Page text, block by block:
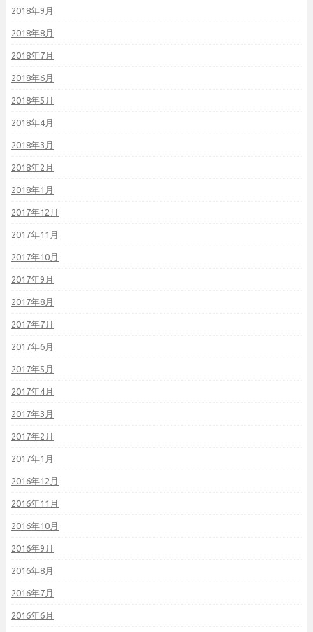
2018年9月
2018年8月
2018年7月
2018年6月
2018年5月
2018年4月
2018年3月
2018年2月
2018年1月
2017年12月
2017年11月
2017年10月
2017年9月
2017年8月
2017年7月
2017年6月
2017年5月
2017年4月
2017年3月
2017年2月
2017年1月
2016年12月
2016年11月
2016年10月
2016年9月
2016年8月
2016年7月
2016年6月